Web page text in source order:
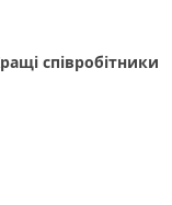
співробітники